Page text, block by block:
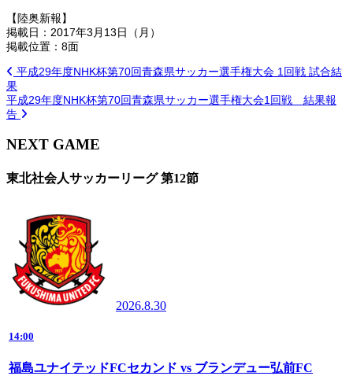
【陸奥新報】
掲載日：2017年3月13日（月）
掲載位置：8面
平成29年度NHK杯第70回青森県サッカー選手権大会 1回戦 試合結
果
平成29年度NHK杯第70回青森県サッカー選手権大会1回戦 結果報
告
NEXT GAME
東北社会人サッカーリーグ 第12節
2026.8.30
14:00
福島ユナイテッドFCセカンド vs ブランデュー弘前FC